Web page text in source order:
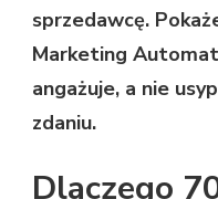
sprzedawcę.
Marketing
angażuje, a nie
zdaniu.
Dlaczego